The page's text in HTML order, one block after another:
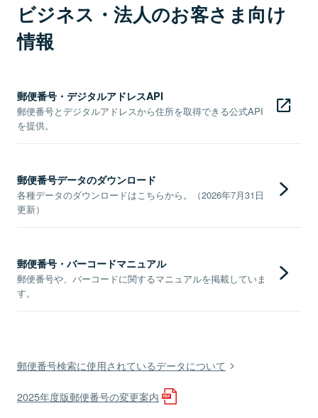
ビジネス・法人のお客さま向け
情報
郵便番号・デジタルアドレスAPI
郵便番号とデジタルアドレスから住所を取得できる公式API
を提供。
郵便番号データのダウンロード
各種データのダウンロードはこちらから。（2026年7月31日
更新）
郵便番号・バーコードマニュアル
郵便番号や、バーコードに関するマニュアルを掲載していま
す。
郵便番号検索に使用されているデータについて
2025年度版郵便番号の変更案内